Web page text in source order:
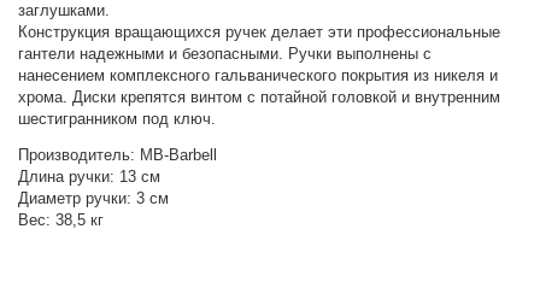
заглушками.
Конструкция вращающихся ручек делает эти профессиональные
гантели надежными и безопасными. Ручки выполнены с
нанесением комплексного гальванического покрытия из никеля и
хрома. Диски крепятся винтом с потайной головкой и внутренним
шестигранником под ключ.
Производитель: MB-Barbell
Длина ручки: 13 см
Диаметр ручки: 3 см
Вес: 38,5 кг